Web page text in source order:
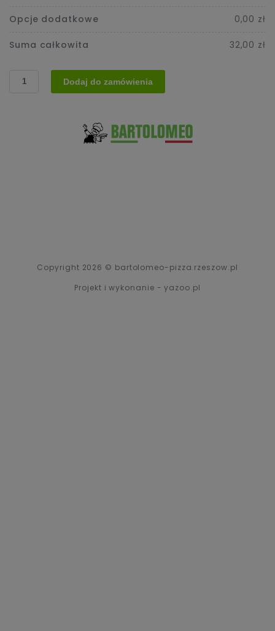
Opcje dodatkowe 0,00 zł
Suma całkowita 32,00 zł
ilość
Dodaj do zamówienia
Copyright 2026 © bartolomeo-pizza.rzeszow.pl
Projekt i wykonanie - yazoo.pl